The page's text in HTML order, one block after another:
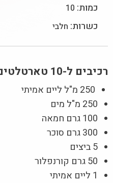
כמות: 10
כשרות: חלבי
רכיבים ל-10 טארטלטים:
250 מ"ל ליים אמיתי
250 מ"ל מים
100 גרם חמאה
300 גרם סוכר
5 ביצים
50 גרם קורנפלור
1 ליים אמיתי